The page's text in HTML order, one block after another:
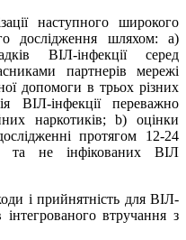
наступного широкого
дослідження шляхом: а)
ВІЛ-інфекції серед
партнерів мережі
допомоги в трьох різних
ВІЛ-інфекції переважно
наркотиків; b) оцінки
протягом 12-24
та не інфікованих ВІЛ
і прийнятність для ВІЛ-
інтегрованого втручання з